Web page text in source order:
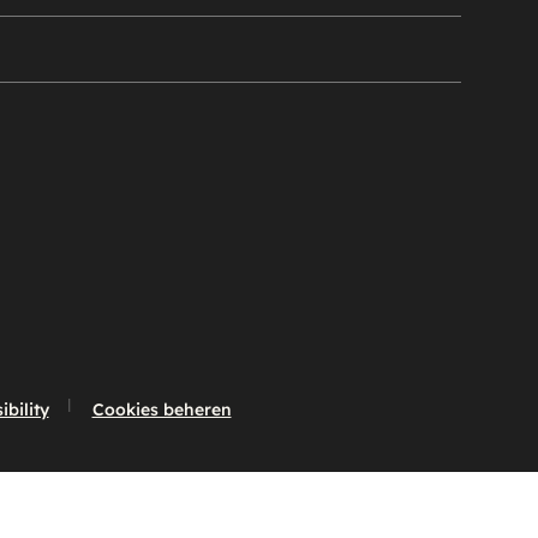
Cookies beheren